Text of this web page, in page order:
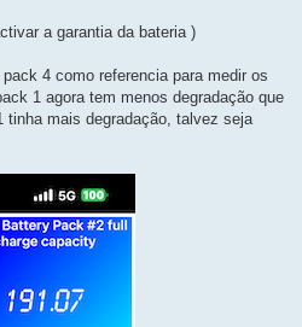
a garantia da bateria )
4 como referencia para medir os
1 agora tem menos degradação que
mais degradação, talvez seja